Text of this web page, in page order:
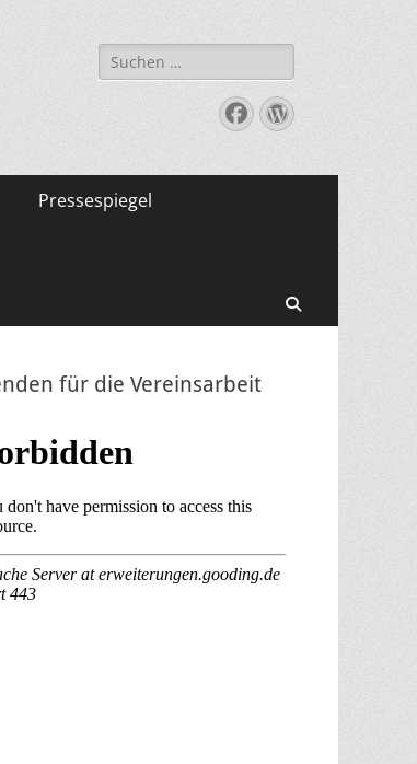
Suche
nach:
Facebook
WordPress
Pressespiegel
für die Vereinsarbeit